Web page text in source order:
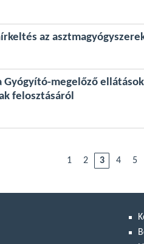
az
Gyógyító-megelőző
felosztásáról
1 2 3 4 5